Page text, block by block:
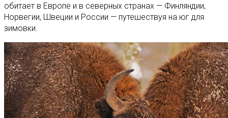
обитает в Европе и в северных странах — Финляндии,
Норвегии, Швеции и России — путешествуя на юг для
зимовки.